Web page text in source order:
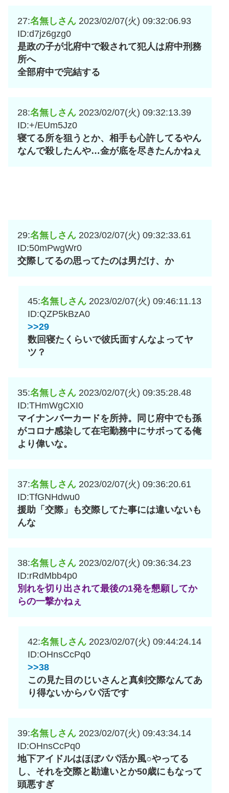
27:名無しさん 2023/02/07(火) 09:32:06.93
ID:d7jz6gzg0
是政の子が北府中で殺されて犯人は府中刑務
所へ
全部府中で完結する
28:名無しさん 2023/02/07(火) 09:32:13.39
ID:+/EUm5Jz0
寝てる所を狙うとか、相手も心許してるやん
なんで殺したんや…金が底を尽きたんかねぇ
29:名無しさん 2023/02/07(火) 09:32:33.61
ID:50mPwgWr0
交際してるの思ってたのは男だけ、か
45:名無しさん 2023/02/07(火) 09:46:11.13
ID:QZP5kBzA0
>>29
数回寝たくらいで彼氏面すんなよってヤ
ツ？
35:名無しさん 2023/02/07(火) 09:35:28.48
ID:THmWgCXI0
マイナンバーカードを所持。同じ府中でも孫
がコロナ感染して在宅勤務中にサボってる俺
より偉いな。
37:名無しさん 2023/02/07(火) 09:36:20.61
ID:TfGNHdwu0
援助「交際」も交際してた事には違いないも
んな
38:名無しさん 2023/02/07(火) 09:36:34.23
ID:rRdMbb4p0
別れを切り出されて最後の1発を懇願してか
らの一撃かねぇ
42:名無しさん 2023/02/07(火) 09:44:24.14
ID:OHnsCcPq0
>>38
この見た目のじいさんと真剣交際なんてあ
り得ないからパパ活です
39:名無しさん 2023/02/07(火) 09:43:34.14
ID:OHnsCcPq0
地下アイドルはほぼパパ活か風○やってる
し、それを交際と勘違いとか50歳にもなって
頭悪すぎ